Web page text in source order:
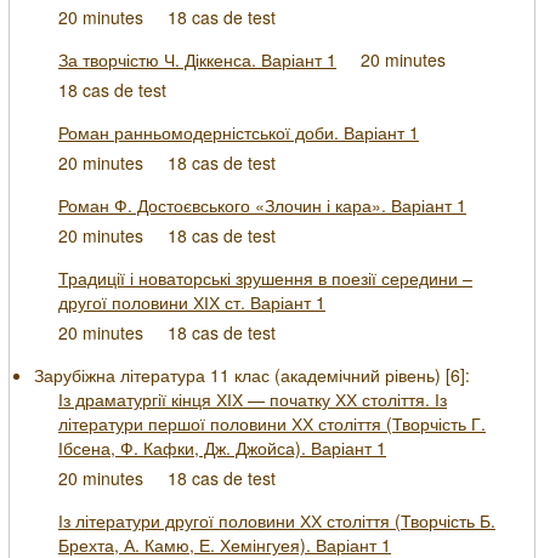
20 minutes
18 cas de test
За творчістю Ч. Діккенса. Варіант 1
20 minutes
18 cas de test
Роман ранньомодерністської доби. Варіант 1
20 minutes
18 cas de test
Роман Ф. Достоєвського «Злочин і кара». Варіант 1
20 minutes
18 cas de test
Традиції і новаторські зрушення в поезії середини –
другої половини ХІХ ст. Варіант 1
20 minutes
18 cas de test
Зарубіжна література 11 клас (академічний рівень) [6]:
Із драматургії кінця ХІХ — початку ХХ століття. Із
літератури першої половини ХХ століття (Творчість Г.
Ібсена, Ф. Кафки, Дж. Джойса). Варіант 1
20 minutes
18 cas de test
Із літератури другої половини ХХ століття (Творчість Б.
Брехта, А. Камю, Е. Хемінгуея). Варіант 1